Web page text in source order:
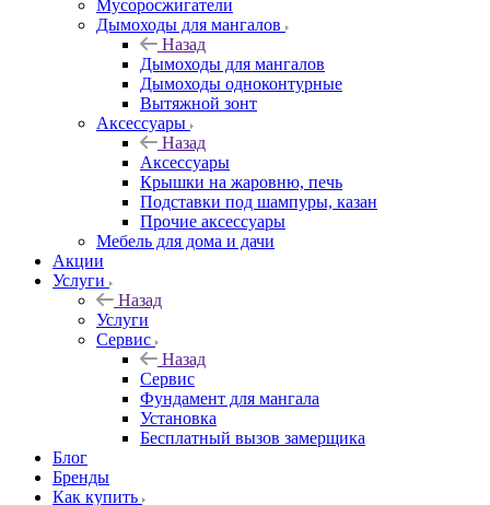
Мусоросжигатели
Дымоходы для мангалов
Назад
Дымоходы для мангалов
Дымоходы одноконтурные
Вытяжной зонт
Аксессуары
Назад
Аксессуары
Крышки на жаровню, печь
Подставки под шампуры, казан
Прочие аксессуары
Мебель для дома и дачи
Акции
Услуги
Назад
Услуги
Сервис
Назад
Сервис
Фундамент для мангала
Установка
Бесплатный вызов замерщика
Блог
Бренды
Как купить